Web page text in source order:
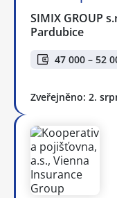
SIMIX GROUP
Pardubice
47 000 – 52
Zveřejněno: 2.